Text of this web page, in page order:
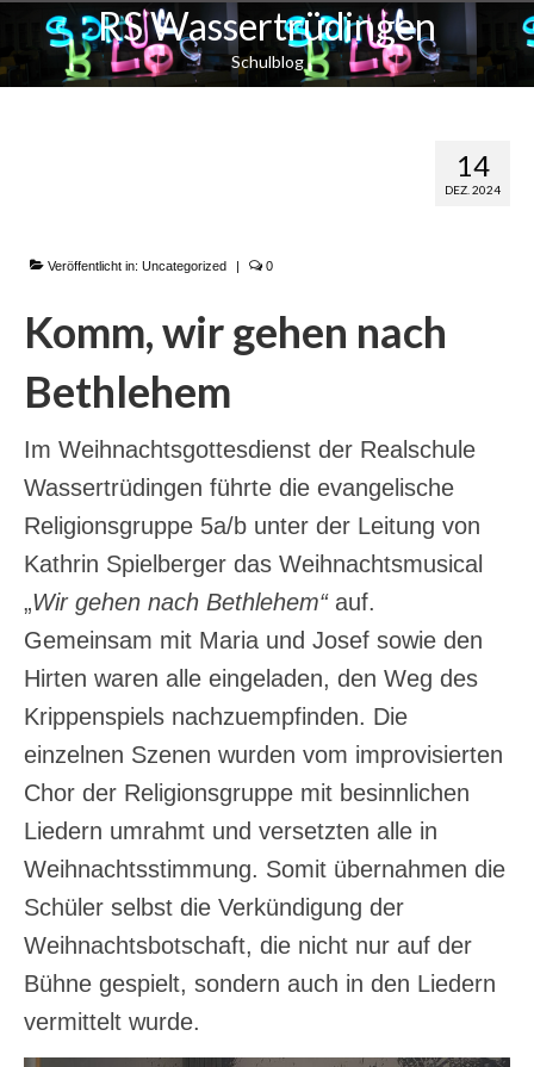
RS Wassertrüdingen
Schulblog
14
DEZ. 2024
Veröffentlicht in: Uncategorized | 0
Komm, wir gehen nach
Bethlehem
Im Weihnachtsgottesdienst der Realschule
Wassertrüdingen führte die evangelische
Religionsgruppe 5a/b unter der Leitung von
Kathrin Spielberger das Weihnachtsmusical
„Wir gehen nach Bethlehem“auf.
Gemeinsam mit Maria und Josef sowie den
Hirten waren alle eingeladen, den Weg des
Krippenspiels nachzuempfinden. Die
einzelnen Szenen wurden vom improvisierten
Chor der Religionsgruppe mit besinnlichen
Liedern umrahmt und versetzten alle in
Weihnachtsstimmung. Somit übernahmen die
Schüler selbst die Verkündigung der
Weihnachtsbotschaft, die nicht nur auf der
Bühne gespielt, sondern auch in den Liedern
vermittelt wurde.